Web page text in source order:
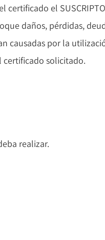
el
daños, pérdidas,
causadas por la
certificado solicitado.
realizar.